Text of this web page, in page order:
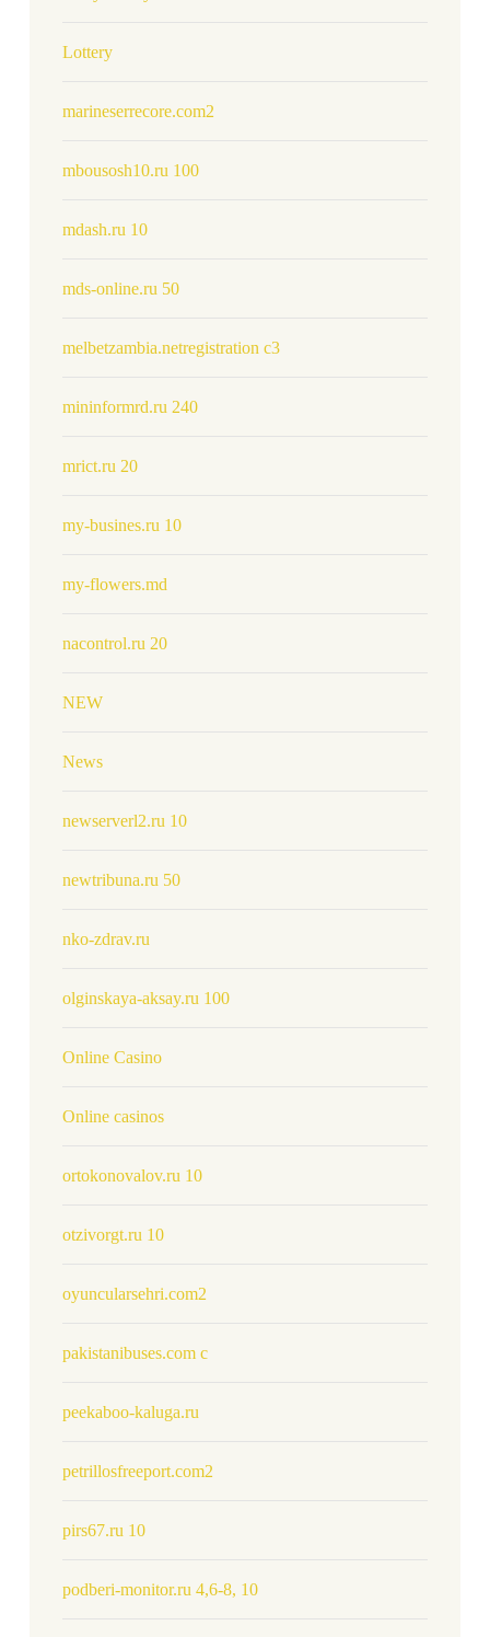
Lottery
marineserrecore.com2
mbousosh10.ru 100
mdash.ru 10
mds-online.ru 50
melbetzambia.netregistration c3
mininformrd.ru 240
mrict.ru 20
my-busines.ru 10
my-flowers.md
nacontrol.ru 20
NEW
News
newserverl2.ru 10
newtribuna.ru 50
nko-zdrav.ru
olginskaya-aksay.ru 100
Online Casino
Online casinos
ortokonovalov.ru 10
otzivorgt.ru 10
oyuncularsehri.com2
pakistanibuses.com c
peekaboo-kaluga.ru
petrillosfreeport.com2
pirs67.ru 10
podberi-monitor.ru 4,6-8, 10